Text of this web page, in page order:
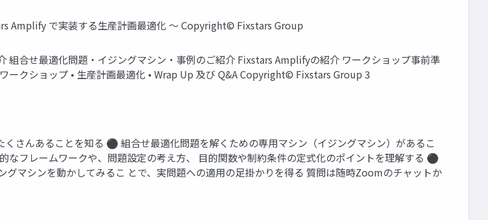
Amplify で実装する生産計画最適化 ～ Copyright© Fixstars Group
組合せ最適化問題・イジングマシン・事例のご紹介 Fixstars Amplifyの紹介 ワークショップ事前準
ークショップ • 生産計画最適化 • Wrap Up 及び Q&A Copyright© Fixstars Group 3
さんあることを知る ⚫ 組合せ最適化問題を解くための専用マシン（イジングマシン）があるこ
なフレームワークや、問題設定の考え方、 目的関数や制約条件の定式化のポイントを理解する ⚫
グマシンを動かしてみるこ とで、実問題への適用の足掛かりを得る 質問は随時Zoomのチャットか